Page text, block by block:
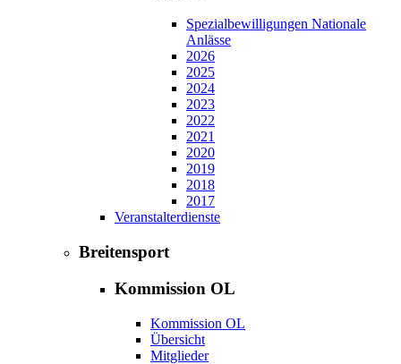
Spezialbewilligungen Nationale
Anlässe
2026
2025
2024
2023
2022
2021
2020
2019
2018
2017
Veranstalterdienste
Breitensport
Kommission OL
Kommission OL
Übersicht
Mitglieder